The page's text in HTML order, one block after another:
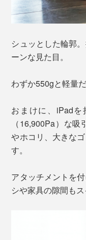
シュッとした輪郭
ーンな見た目。
わずか550gと軽量
おまけに、iPad
（16,900Pa）な
やホコリ、大きな
す。
アタッチメントを
シや家具の隙間もス